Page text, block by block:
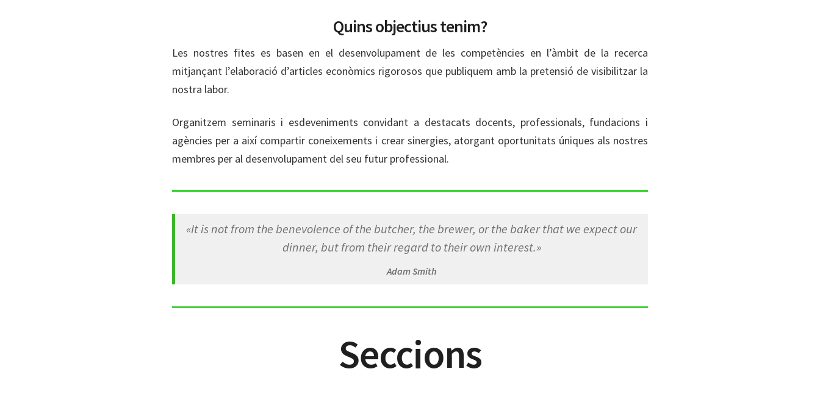
Quins objectius tenim?
Les nostres fites es basen en el desenvolupament de les competències en l’àmbit de la recerca
mitjançant l’elaboració d’articles econòmics rigorosos que publiquem amb la pretensió de visibilitzar la
nostra labor.
Organitzem seminaris i esdeveniments convidant a destacats docents, professionals, fundacions i
agències per a així compartir coneixements i crear sinergies, atorgant oportunitats úniques als nostres
membres per al desenvolupament del seu futur professional.
«It is not from the benevolence of the butcher, the brewer, or the baker that we expect our
dinner, but from their regard to their own interest.»
Adam Smith
Seccions